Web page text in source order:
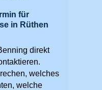
für
in Rüthen
direkt
welches
welche